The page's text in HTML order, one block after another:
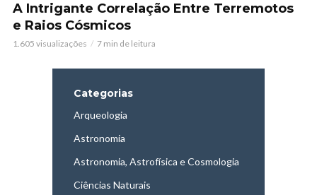
A Intrigante Correlação Entre Terremotos
e Raios Cósmicos
1.605 visualizações 7 min de leitura
Categorias
Arqueologia
Astronomia
Astronomia, Astrofísica e Cosmologia
Ciências Naturais